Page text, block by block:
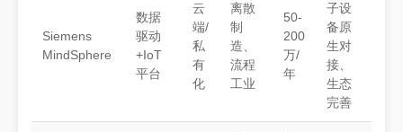
Siemens
MindSphere
数据
驱动
+IoT
平台
云
端/
私
有
化
离散
制
造、
流程
工业
50-
200
万/
年
子设
备原
生对
接、
生态
完善